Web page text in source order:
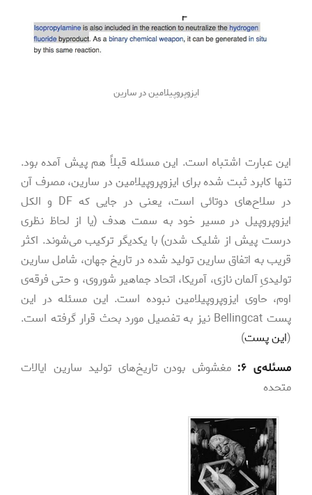
ایزوپروپیلامین در سارین
این عبارت اشتباه است. این مسئله قبلاً هم پیش آمده بود.
تنها کابرد ثبت شده برای ایزوپروپیلامین در سارین، مصرف آن
در سلاح‌های دوتائی است، یعنی در جایی­ که DF و الکل
ایزوپروپیل در مسیر خود به سمت هدف (یا از لحاظ نظری
درست پیش از شلیک شدن) با یکدیگر ترکیب می‌­شوند. اکثر
قریب به اتفاق سارین تولید شده در تاریخ جهان، شامل سارین
تولیدیِ آلمان نازی، آمریکا، اتحاد جماهیر شوروی، و حتی فرقه‌­ی
اوم، حاوی ایزوپروپیلامین نبوده است. این مسئله در این
پست Bellingcat نیز به تفصیل مورد بحث قرار گرفته است.
(این پست)
مسئله­‌ی ۶:
مغشوش بودن تاریخ‌­های تولید سارین ایالات
متحده